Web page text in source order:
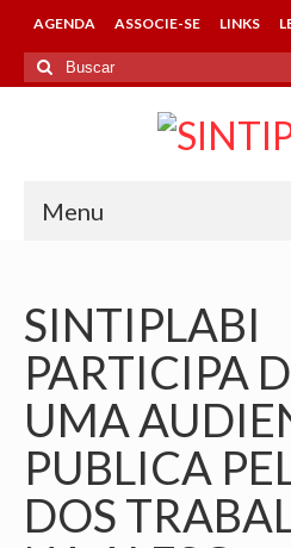
AGENDA ASSOCIE-SE LINKS
Buscar
por:
Menu
SINTIPLABI
CONHEÇA O
DIRETORIA
CONTATOS DA
ASSOCIE-SE
SINTIPLABI
PARTICIPA
UMA
PUBLICA
DOS